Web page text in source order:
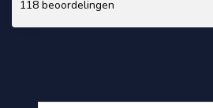
118 beoordelingen